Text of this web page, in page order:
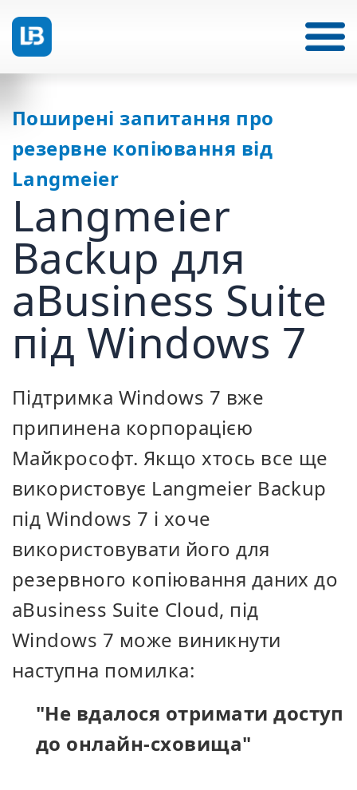
Поширені запитання про
резервне копіювання від
Langmeier
Langmeier
Backup для
aBusiness Suite
під Windows 7
Підтримка Windows 7 вже
припинена корпорацією
Майкрософт. Якщо хтось все ще
використовує Langmeier Backup
під Windows 7 і хоче
використовувати його для
резервного копіювання даних до
aBusiness Suite Cloud, під
Windows 7 може виникнути
наступна помилка:
"Не вдалося отримати доступ
до онлайн-сховища"